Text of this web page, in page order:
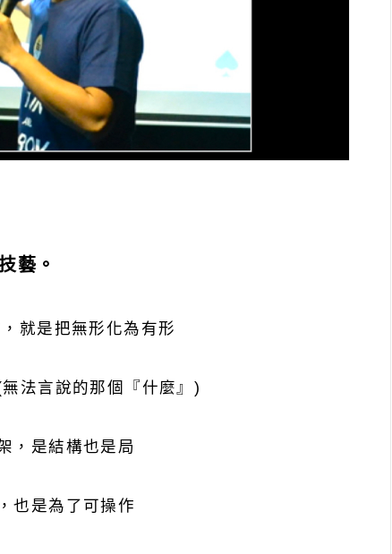
藝。
就是把無形化為有形
法言說的那個『什麼』)
，是結構也是局
也是為了可操作